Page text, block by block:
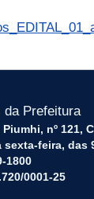
da Prefeitura
nº 121,
sexta-feira, das
1800
0001-25